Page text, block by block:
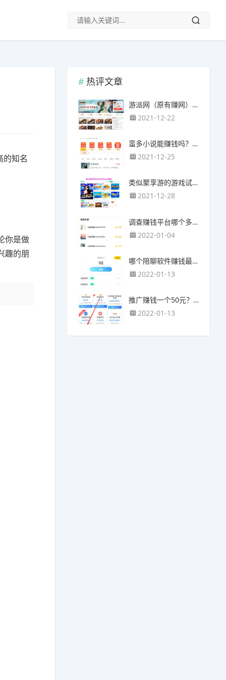
的知名
你是做
趣的朋
热评文章
游派网（原有赚网），主要以试玩游戏赚钱为主
2021-12-22
蛮多小说能赚钱吗？送的100元能提现靠谱吗？
2021-12-25
类似聚享游的游戏试玩app（平台）推荐
2021-12-28
调查赚钱平台哪个多？哪个调查网站正规靠谱？
2022-01-04
哪个陪聊软件赚钱最快？目前陪人聊天可以挣钱的app推荐
2022-01-13
推广赚钱一个50元？我这个一个最高可以赚500元
2022-01-13